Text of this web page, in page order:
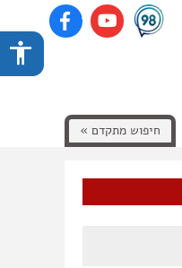
חיפוש מתקדם »